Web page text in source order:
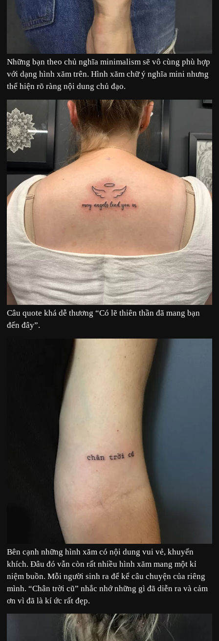
Những bạn theo chủ nghĩa minimalism sẽ vô cùng phù hợp
với dạng hình xăm trên. Hình xăm chữ ý nghĩa mini nhưng
thể hiện rõ ràng nội dung chủ đạo.
Câu quote khá dễ thương “Có lẽ thiên thần đã mang bạn
đến đây”.
Bên cạnh những hình xăm có nội dung vui vẻ, khuyến
khích. Đâu đó vẫn còn rất nhiều hình xăm mang một kỉ
niệm buồn. Mỗi người sinh ra để kể câu chuyện của riêng
mình. “Chân trời cũ” nhắc nhớ những gì đã diễn ra và cảm
ơn vì đã là kí ức rất đẹp.